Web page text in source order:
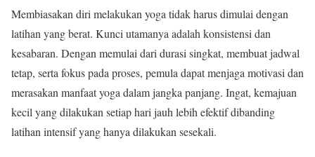
Membiasakan diri melakukan yoga tidak harus dimulai dengan
latihan yang berat. Kunci utamanya adalah konsistensi dan
kesabaran. Dengan memulai dari durasi singkat, membuat jadwal
tetap, serta fokus pada proses, pemula dapat menjaga motivasi dan
merasakan manfaat yoga dalam jangka panjang. Ingat, kemajuan
kecil yang dilakukan setiap hari jauh lebih efektif dibanding
latihan intensif yang hanya dilakukan sesekali.